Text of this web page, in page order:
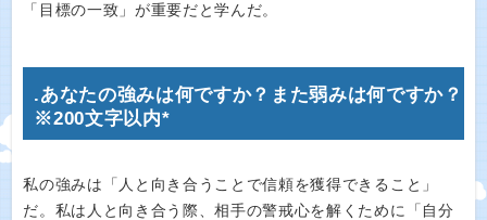
「目標の一致」が重要だと学んだ。
.あなたの強みは何ですか？また弱みは何ですか？
※200文字以内*
私の強みは「人と向き合うことで信頼を獲得できること」
だ。私は人と向き合う際、相手の警戒心を解くために「自分